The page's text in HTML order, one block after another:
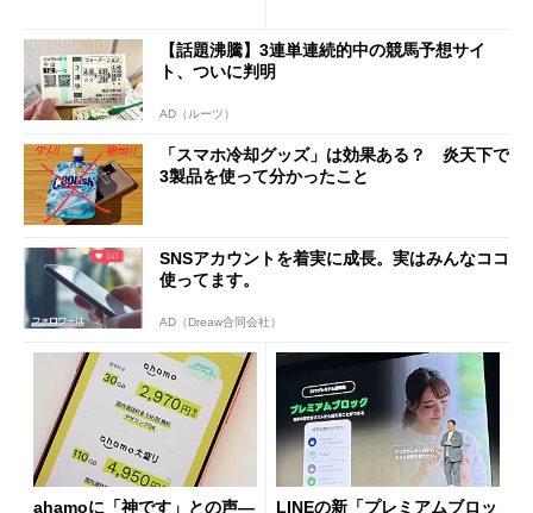
【話題沸騰】3連単連続的中の競馬予想サイ
ト、ついに判明
AD（ルーツ）
「スマホ冷却グッズ」は効果ある？ 炎天下で
3製品を使って分かったこと
SNSアカウントを着実に成長。実はみんなココ
使ってます。
AD（Dreaw合同会社）
ahamoに「神です」との声― LINEの新「プレミアムブロッ